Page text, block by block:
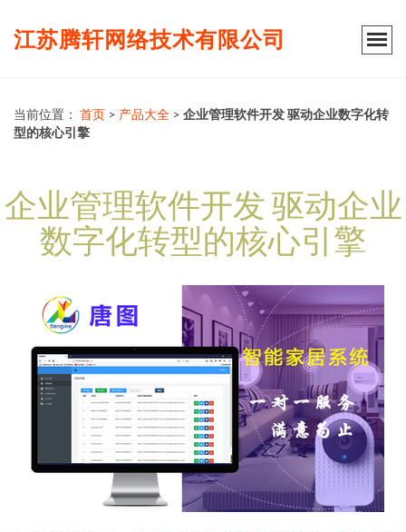
江苏腾轩网络技术有限公司
当前位置： 首页 > 产品大全 > 企业管理软件开发 驱动企业数字化转
型的核心引擎
企业管理软件开发 驱动企业
数字化转型的核心引擎